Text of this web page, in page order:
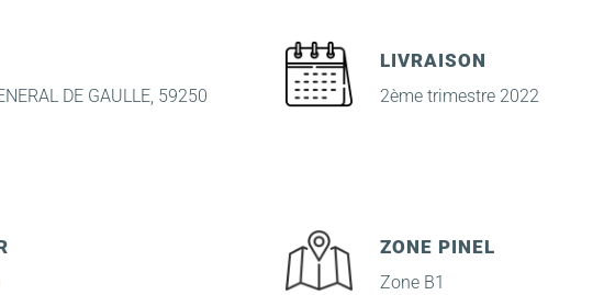
DE GAULLE, 59250
LIVRAISON
2ème trimestre 2022
ZONE PINEL
Zone B1